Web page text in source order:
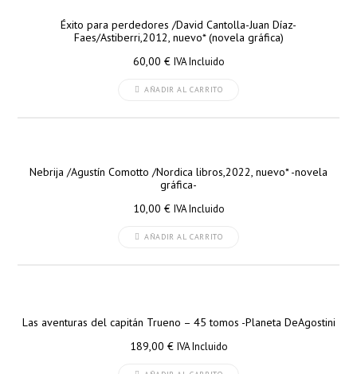
Éxito para perdedores /David Cantolla-Juan Díaz-
Faes/Astiberri,2012, nuevo* (novela gráfica)
60,00 € IVA Incluido
AÑADIR AL CARRITO
Nebrija /Agustín Comotto /Nordica libros,2022, nuevo* -novela
gráfica-
10,00 € IVA Incluido
AÑADIR AL CARRITO
Las aventuras del capitán Trueno – 45 tomos -Planeta DeAgostini
189,00 € IVA Incluido